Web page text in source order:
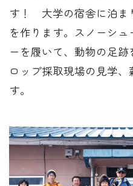
す！ 大学の宿舎に泊ま
を作ります。スノーシ
ーを履いて、動物の足
ロップ採取現場の見学
す。